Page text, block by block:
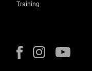
Training